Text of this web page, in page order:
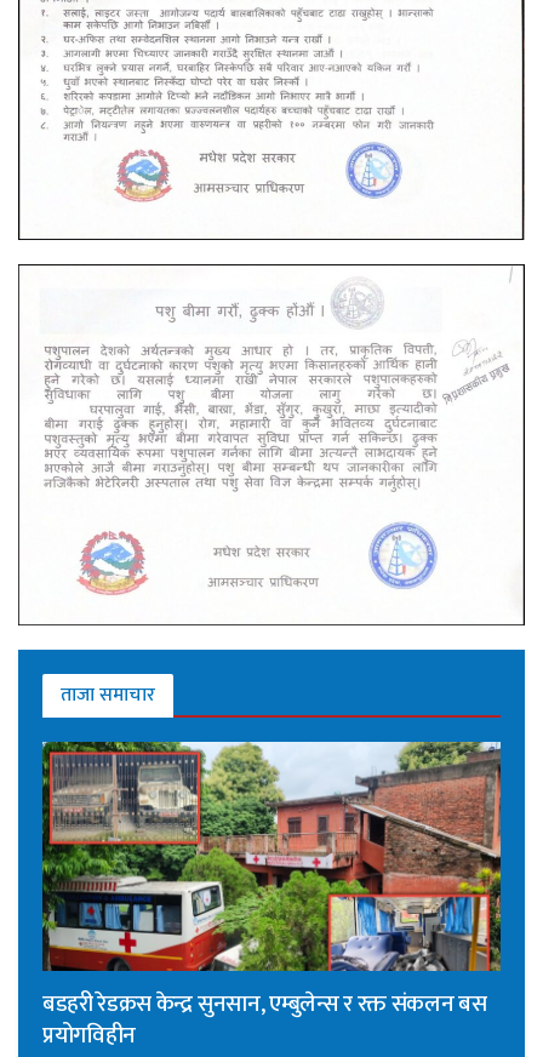
ताजा समाचार
बडहरी रेडक्रस केन्द्र सुनसान, एम्बुलेन्स र रक्त संकलन बस
प्रयोगविहीन